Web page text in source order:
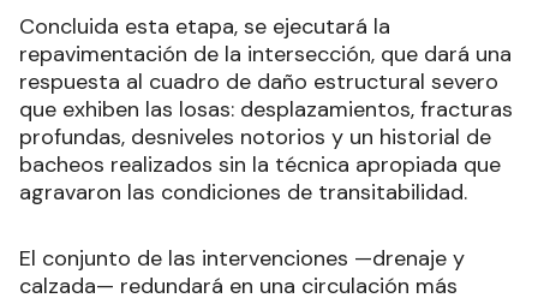
Concluida esta etapa, se ejecutará la
repavimentación de la intersección, que dará una
respuesta al cuadro de daño estructural severo
que exhiben las losas: desplazamientos, fracturas
profundas, desniveles notorios y un historial de
bacheos realizados sin la técnica apropiada que
agravaron las condiciones de transitabilidad.
El conjunto de las intervenciones —drenaje y
calzada— redundará en una circulación más